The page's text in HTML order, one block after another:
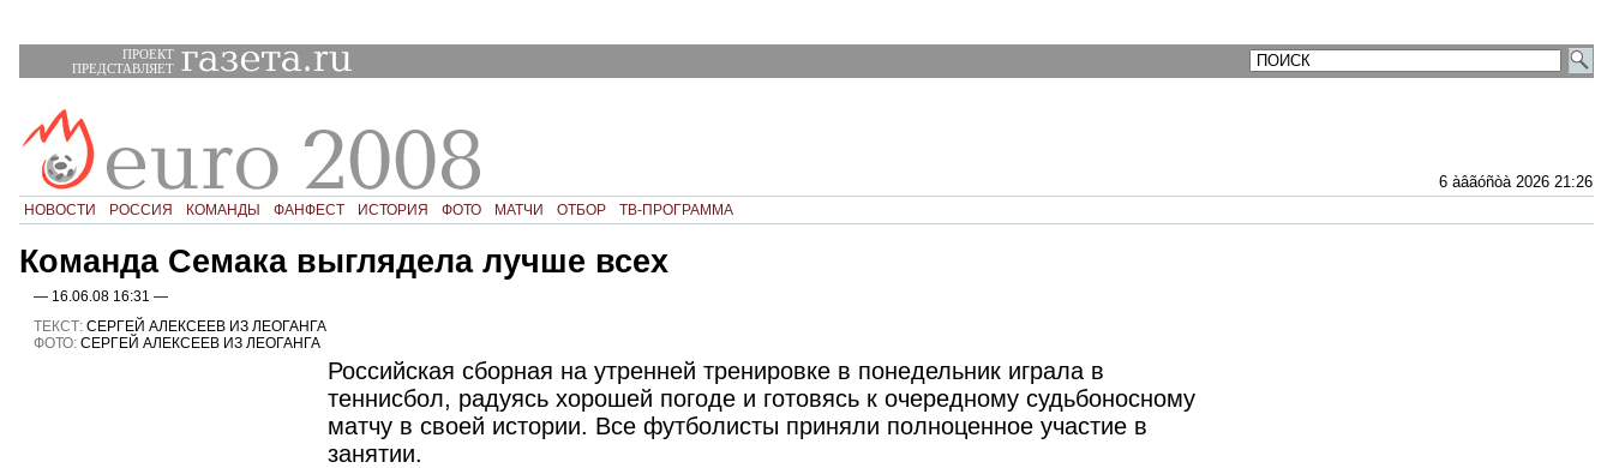
ПРОЕКТ
ПРЕДСТАВЛЯЕТ
6 àâãóñòà 2026 21:26
НОВОСТИ РОССИЯ КОМАНДЫ ФАНФЕСТ ИСТОРИЯ ФОТО МАТЧИ ОТБОР ТВ-ПРОГРАММА
Команда Семака выглядела лучше всех
— 16.06.08 16:31 —
ТЕКСТ: СЕРГЕЙ АЛЕКСЕЕВ ИЗ ЛЕОГАНГА
ФОТО: СЕРГЕЙ АЛЕКСЕЕВ ИЗ ЛЕОГАНГА
Российская сборная на утренней тренировке в понедельник играла в
теннисбол, радуясь хорошей погоде и готовясь к очередному судьбоносному
матчу в своей истории. Все футболисты приняли полноценное участие в
занятии.